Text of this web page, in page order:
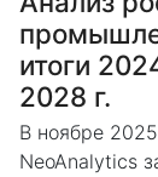
итоги
2028 г.
В ноябре
NeoAnalytics